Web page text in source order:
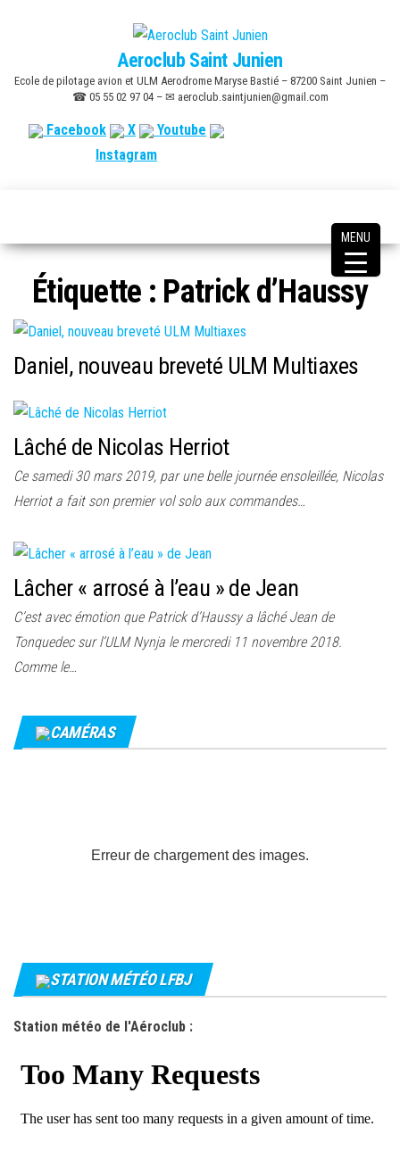
content
Aeroclub Saint Junien
Ecole de pilotage avion et ULM Aerodrome Maryse Bastié – 87200 Saint Junien –
☎ 05 55 02 97 04 – ✉ aeroclub.saintjunien@gmail.com
Facebook X
Youtube
Instagram
Étiquette : Patrick d’Haussy
Daniel, nouveau breveté ULM Multiaxes
Lâché de Nicolas Herriot
Ce samedi 30 mars 2019, par une belle journée ensoleillée, Nicolas
Herriot a fait son premier vol solo aux commandes…
Lâcher « arrosé à l’eau » de Jean
C’est avec émotion que Patrick d’Haussy a lâché Jean de
Tonquedec sur l’ULM Nynja le mercredi 11 novembre 2018.
Comme le…
CAMÉRAS
Erreur de chargement des images.
STATION MÉTÉO LFBJ
Station météo de l'Aéroclub :
MENU